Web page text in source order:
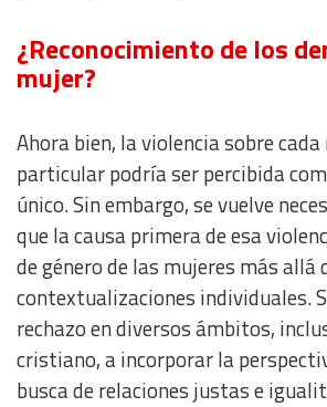
¿Reconocimiento de los
mujer?
Ahora bien, la violencia sobre
particular podría ser percibida
único. Sin embargo, se vuelve
que la causa primera de esa
de género de las mujeres más allá
contextualizaciones individuales.
rechazo en diversos ámbitos,
cristiano, a incorporar la
busca de relaciones justas e